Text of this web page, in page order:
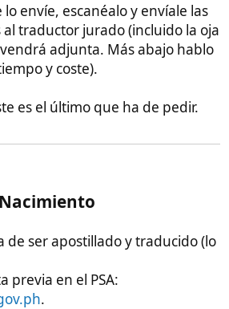
llamó al registro y en el
no hacia falta si el poder era
ya que el consul verifica el
el día de la creación del
puede ser
nada, o al menos no
o problemas de, y
que problemas da, antes
los documentos que